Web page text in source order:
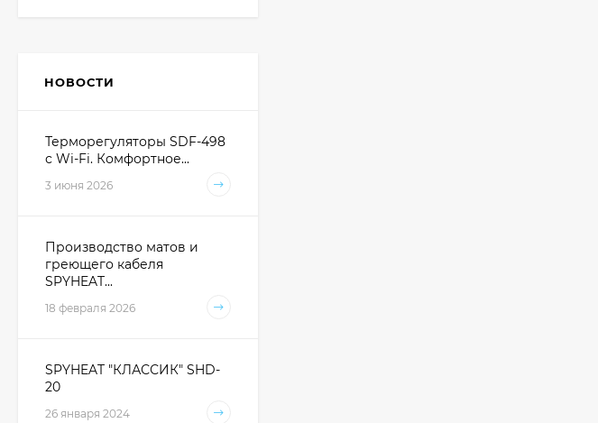
НОВОСТИ
Терморегуляторы SDF-498
с Wi-Fi. Комфортное...
3 июня 2026
Производство матов и
греющего кабеля
SPYHEAT...
18 февраля 2026
SPYHEAT "КЛАССИК" SHD-
20
26 января 2024